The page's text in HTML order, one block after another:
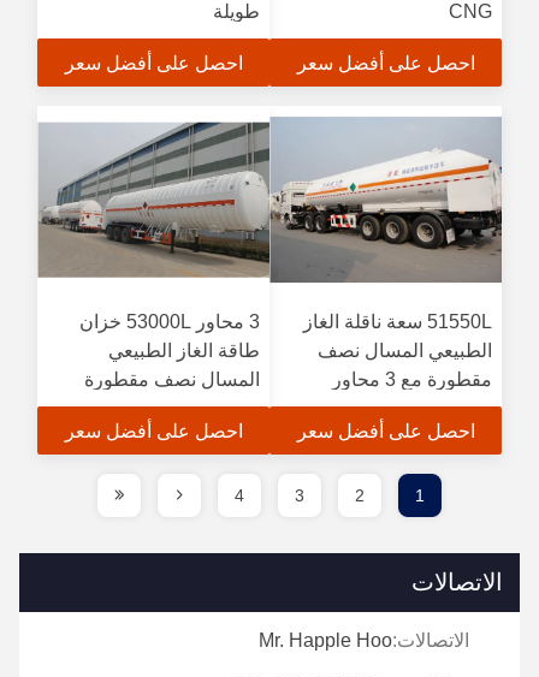
CNG
احصل على أفضل سعر
طويلة
احصل على أفضل سعر
51550L سعة ناقلة الغاز
الطبيعي المسال نصف
مقطورة مع 3 محاور
احصل على أفضل سعر
3 محاور 53000L خزان
طاقة الغاز الطبيعي
المسال نصف مقطورة
احصل على أفضل سعر
1
2
3
4
الاتصالات
الاتصالات:Mr. Happle Hoo